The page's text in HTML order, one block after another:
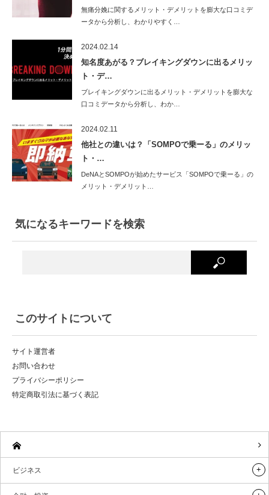
無痛分娩に関するメリット・デメリットを膨大な口コミデ
ータから分析し、わかりやすく…
2024.02.14
知名度あがる？ブレイキングダウンに出るメリッ
ト・デ…
ブレイキングダウンに出るメリット・デメリットを膨大な
口コミデータから分析し、わか…
2024.02.11
他社との違いは？「SOMPOで乗ーる」のメリッ
ト・…
DeNAとSOMPOが始めたサービス「SOMPOで乗ーる」の
メリット・デメリット…
気になるキーワードを検索
このサイトについて
サイト運営者
お問い合わせ
プライバシーポリシー
特定商取引法に基づく表記
ビジネス